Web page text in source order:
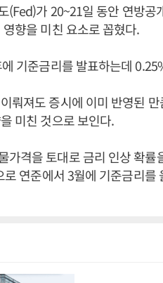
(Fed)가 20~21일 동안 연방
향을 미친 요소로 꼽혔다.
기준금리를 발표하는데
뤄져도 증시에 이미 반영된
미친 것으로 보인다.
가격을 토대로 금리 인상 확률
로 연준에서 3월에 기준금리